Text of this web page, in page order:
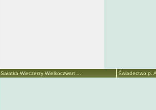
Sałatka Wieczerzy Wielkoczwart ... Świadectwo p.